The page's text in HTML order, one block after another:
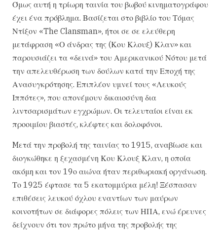
Όμως αυτή η τρίωρη ταινία του βωβού κινηματογράφου
έχει ένα πρόβλημα. Βασίζεται στο βιβλίο του Τόμας
Ντίξον «The Clansman», ήτοι σε σε ελεύθερη
μετάφραση «Ο άνδρας της (Κου Κλουξ) Κλαν» και
παρουσιάζει τα «δεινά» του Αμερικανικού Νότου μετά
την απελευθέρωση των δούλων κατά την Εποχή της
Ανασυγκρότησης. Επιπλέον υμνεί τους «Λευκούς
Ιππότες», που απονέμουν δικαιοσύνη δια
λιντσαρισμάτων εγχρώμων. Οι τελευταίοι είναι εκ
προοιμίου βιαστές, κλέφτες και δολοφόνοι.
Mετά την προβολή της ταινίας το 1915, αναβίωσε και
διογκώθηκε η ξεχασμένη Κου Κλουξ Κλαν, η οποία
ακόμη και τον 19ο αιώνα ήταν περιθωριακή οργάνωση.
Το 1925 έφτασε τα 5 εκατομμύρια μέλη! Ξέσπασαν
επιθέσεις λευκού όχλου εναντίων των μαύρων
κοινοτήτων σε διάφορες πόλεις των ΗΠΑ, ενώ έρευνες
δείχνουν ότι τον πρώτο μήνα της προβολής της